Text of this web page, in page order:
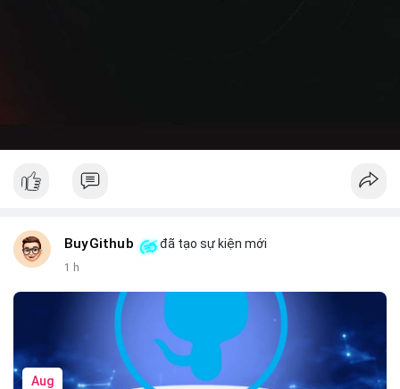
BuyGithub đã tạo sự kiện mới
1 h
Aug